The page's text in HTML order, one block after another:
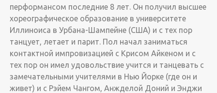
перформансом последние 8 лет. Он получил высшее
хореографическое образование в университете
Иллиноиса в Урбана-Шампейне (США) и с тех пор
танцует, летает и парит. Пол начал заниматься
контактной импровизацией с Крисом Айкеном и с
тех пор он имел удовольствие учится и танцевать с
замечательными учителями в Нью Йорке (где он и
живет) и с Рэйем Чангом, Анжделой Доний и Энджи